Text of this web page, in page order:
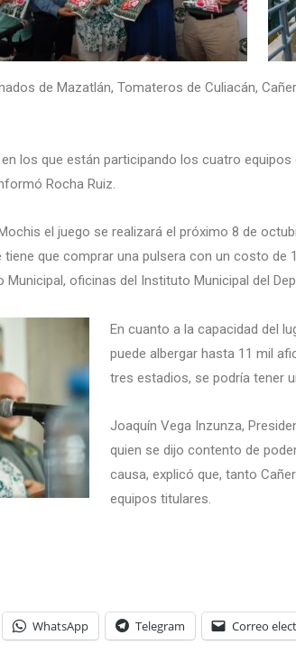
de Mazatlán, Tomateros de Culiacán,
los que están participando los cuatro
Rocha Ruiz.
el juego se realizará el próximo 8 de
tiene que comprar una pulsera con un costo de
Municipal, oficinas del Instituto Municipal del
En cuanto a la capacidad del
puede albergar hasta 11 mil
tres estadios, se podría tener
Joaquín Vega Inzunza,
quien se dijo contento de
causa, explicó que, tanto
equipos titulares.
WhatsApp Telegram Correo